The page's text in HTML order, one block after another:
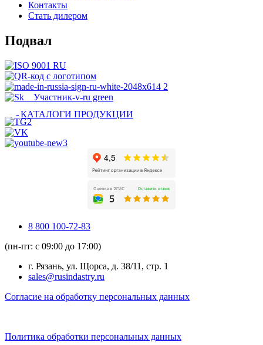
Контакты
Стать дилером
Подвал
КАТАЛОГИ ПРОДУКЦИИ
8 800 100-72-83
(пн-пт: с 09:00 до 17:00)
г. Рязань, ул. Щорса, д. 38/11, стр. 1
sales@rusindastry.ru
Согласие на обработку персональных данных
Политика обработки персональных данных